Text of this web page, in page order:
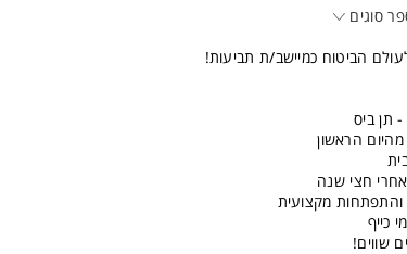
סוגים
הביטוח כמיישב/ת תביעות!
תן ביס
הראשון
חצי שנה
והתפתחות מקצועית
כייף
שווים!